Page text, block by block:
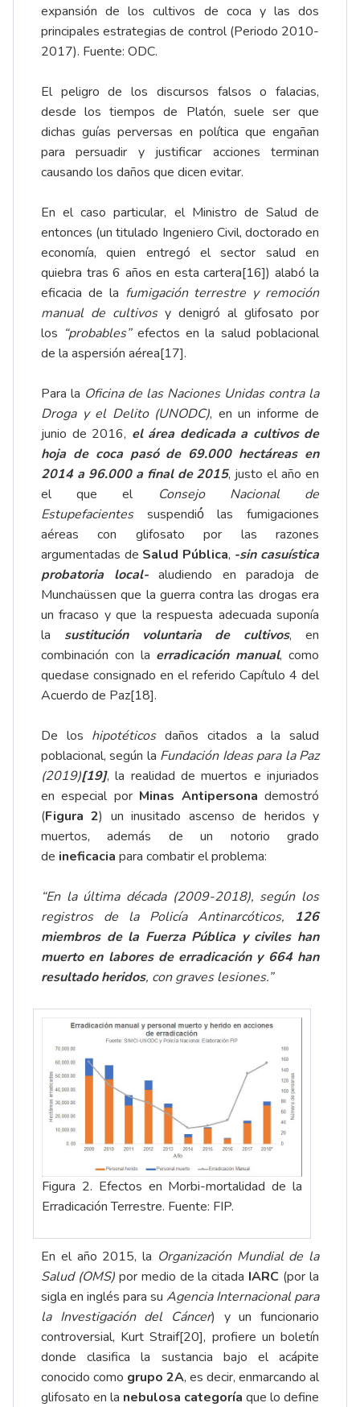
expansión de los cultivos de coca y las dos
principales estrategias de control (Periodo 2010-
2017). Fuente: ODC.
El peligro de los discursos falsos o falacias,
desde los tiempos de Platón, suele ser que
dichas guías perversas en política que engañan
para persuadir y justificar acciones terminan
causando los daños que dicen evitar.
En el caso particular, el Ministro de Salud de
entonces (un titulado Ingeniero Civil, doctorado en
economía, quien entregó el sector salud en
quiebra tras 6 años en esta cartera[16]) alabó la
eficacia de la fumigación terrestre y remoción
manual de cultivosy denigró al glifosato por
los “probables”efectos en la salud poblacional
de la aspersión aérea[17].
Para la Oficina de las Naciones Unidas contra la
Droga y el Delito (UNODC), en un informe de
junio de 2016, el área dedicada a cultivos de
hoja de coca pasó de 69.000 hectáreas en
2014 a 96.000 a final de 2015, justo el año en
el que el
Consejo Nacional de
Estupefacientes suspendió́ las fumigaciones
aéreas con glifosato por las razones
argumentadas de Salud Pública, -sin casuística
probatoria local-aludiendo en paradoja de
Munchaüssen que la guerra contra las drogas era
un fracaso y que la respuesta adecuada suponía
la sustitución voluntaria de cultivos, en
combinación con la erradicación manual, como
quedase consignado en el referido Capítulo 4 del
Acuerdo de Paz[18].
De los hipotéticosdaños citados a la salud
poblacional, según la Fundación Ideas para la Paz
(2019)[19], la realidad de muertos e injuriados
en especial por Minas Antipersona demostró
(Figura 2) un inusitado ascenso de heridos y
muertos, además de un notorio grado
de ineficacia para combatir el problema:
“En la última década (2009-2018), según los
registros de la Policía Antinarcóticos, 126
miembros de la Fuerza Pública y civiles han
muerto en labores de erradicación y 664 han
resultado heridos, con graves lesiones.”
Figura 2. Efectos en Morbi-mortalidad de la
Erradicación Terrestre. Fuente: FIP.
En el año 2015, la Organización Mundial de la
Salud (OMS) por medio de la citada IARC (por la
sigla en inglés para su Agencia Internacional para
la Investigación del Cáncer) y un funcionario
controversial, Kurt Straif[20], profiere un boletín
donde clasifica la sustancia bajo el acápite
conocido como grupo 2A, es decir, enmarcando al
glifosato en la nebulosa categoría que lo define